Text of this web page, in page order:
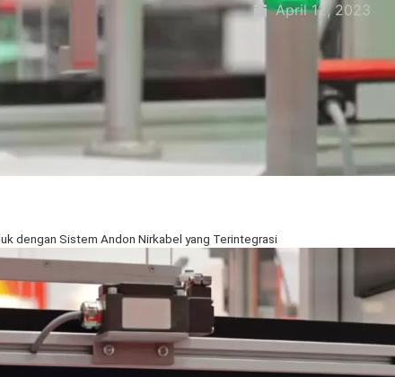
April 12, 2023
dengan Sistem Andon Nirkabel yang Terintegrasi